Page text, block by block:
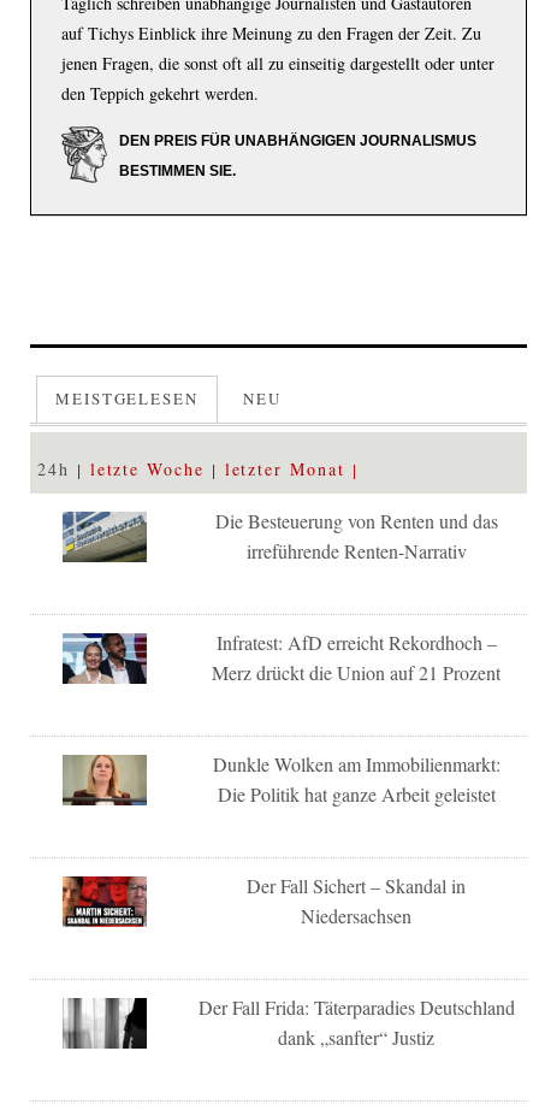
auf Tichys Einblick ihre Meinung zu den Fragen der Zeit. Zu
jenen Fragen, die sonst oft all zu einseitig dargestellt oder unter
den Teppich gekehrt werden.
DEN PREIS FÜR UNABHÄNGIGEN JOURNALISMUS
BESTIMMEN SIE.
MEISTGELESEN NEU
24h letzte Woche letzter Monat
Die Besteuerung von Renten und das
irreführende Renten-Narrativ
Infratest: AfD erreicht Rekordhoch –
Merz drückt die Union auf 21 Prozent
Dunkle Wolken am Immobilienmarkt:
Die Politik hat ganze Arbeit geleistet
Der Fall Sichert – Skandal in
Niedersachsen
Der Fall Frida: Täterparadies Deutschland
dank „sanfter“ Justiz